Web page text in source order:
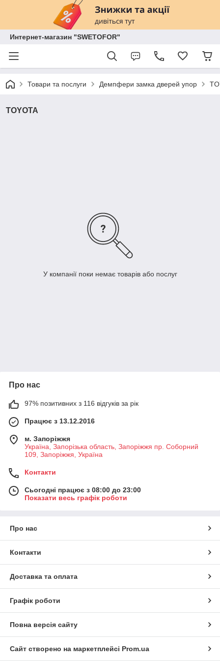
Интернет-магазин "SWETOFOR"
Товари та послуги Демпфери замка дверей упор
TOYOTA
У компанії поки немає товарів або послуг
Про нас
97% позитивних з 116 відгуків за рік
Працює з 13.12.2016
м. Запоріжжя
Україна, Запорізька область, Запоріжжя пр. Соборний
109, Запоріжжя, Україна
Контакти
Сьогодні працює з 08:00 до 23:00
Показати весь графік роботи
Про нас
Контакти
Доставка та оплата
Графік роботи
Повна версія сайту
Сайт створено на маркетплейсі Prom.ua